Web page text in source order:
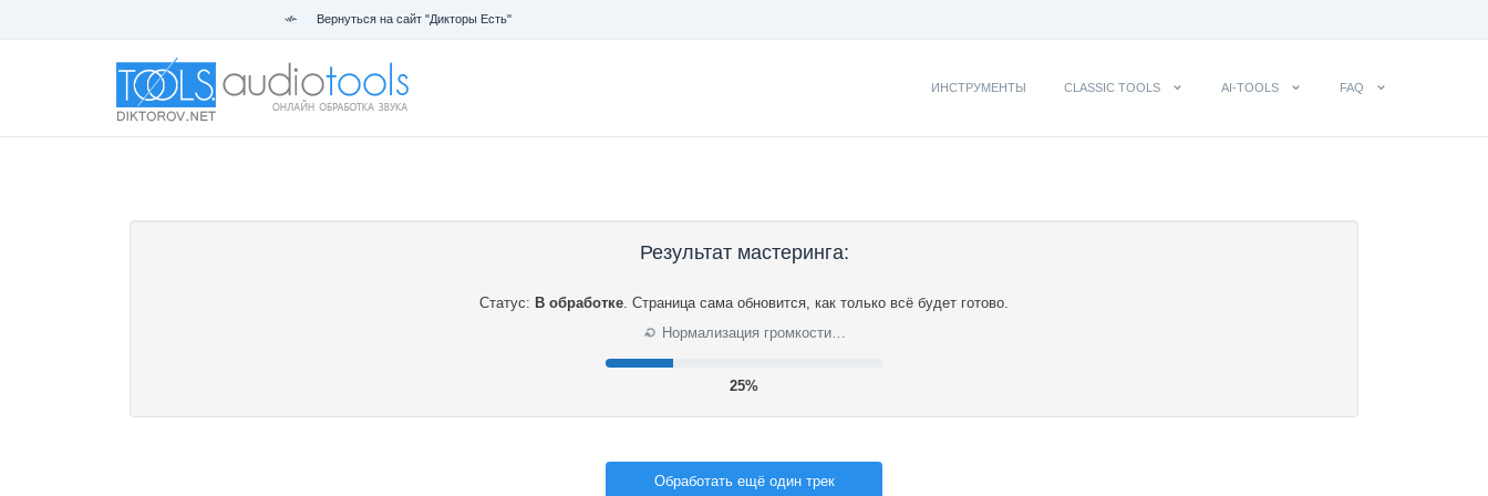
Вернуться на сайт "Дикторы Есть"
ИНСТРУМЕНТЫ CLASSIC TOOLS AI-TOOLS FAQ
Результат мастеринга:
Статус: В обработке. Страница сама обновится, как только всё будет готово.
⟳ Нормализация громкости…
26%
Обработать ещё один трек